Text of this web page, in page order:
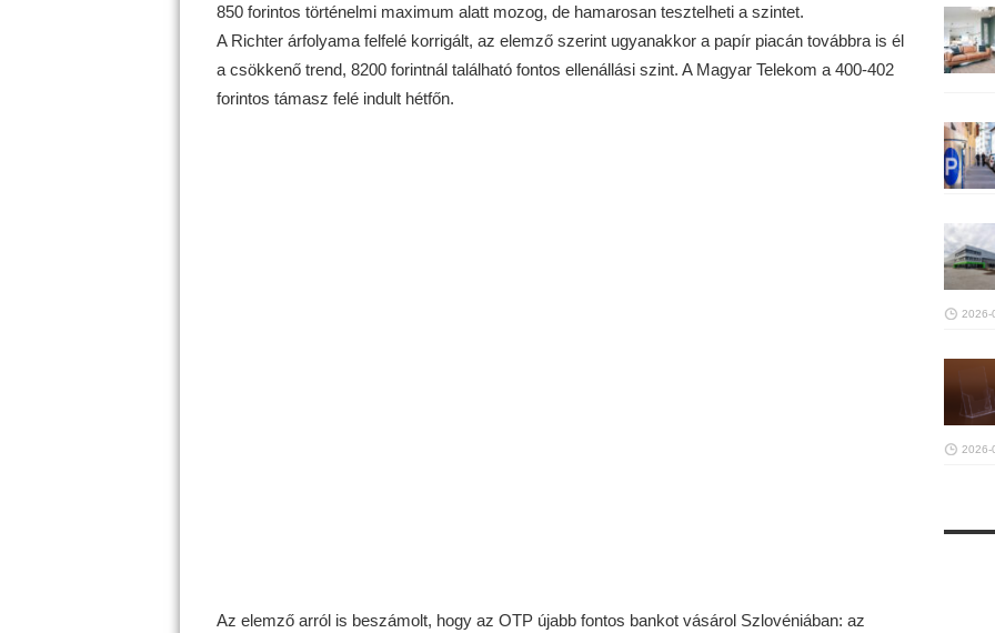
850 forintos történelmi maximum alatt mozog, de hamarosan tesztelheti a szintet.
A Richter árfolyama felfelé korrigált, az elemző szerint ugyanakkor a papír piacán továbbra is él
a csökkenő trend, 8200 forintnál található fontos ellenállási szint. A Magyar Telekom a 400-402
forintos támasz felé indult hétfőn.
Az elemző arról is beszámolt, hogy az OTP újabb fontos bankot vásárol Szlovéniában: az
2026-
2026-